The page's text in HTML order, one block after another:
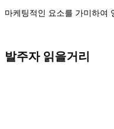
마케팅적인 요소를 가미하여
발주자 읽을거리